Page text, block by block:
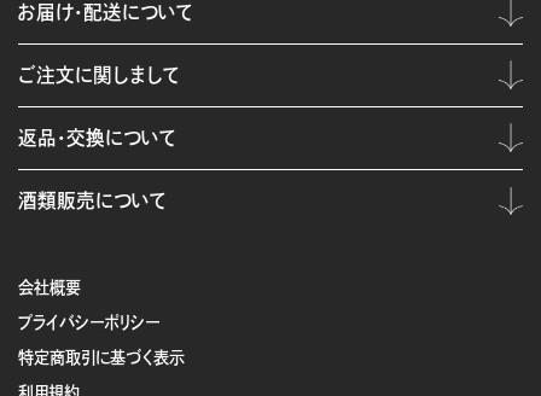
会社概要
プライバシーポリシー
特定商取引に基づく表示
利用規約
お届け・配送について
ご注文に関しまして
返品・交換について
酒類販売について